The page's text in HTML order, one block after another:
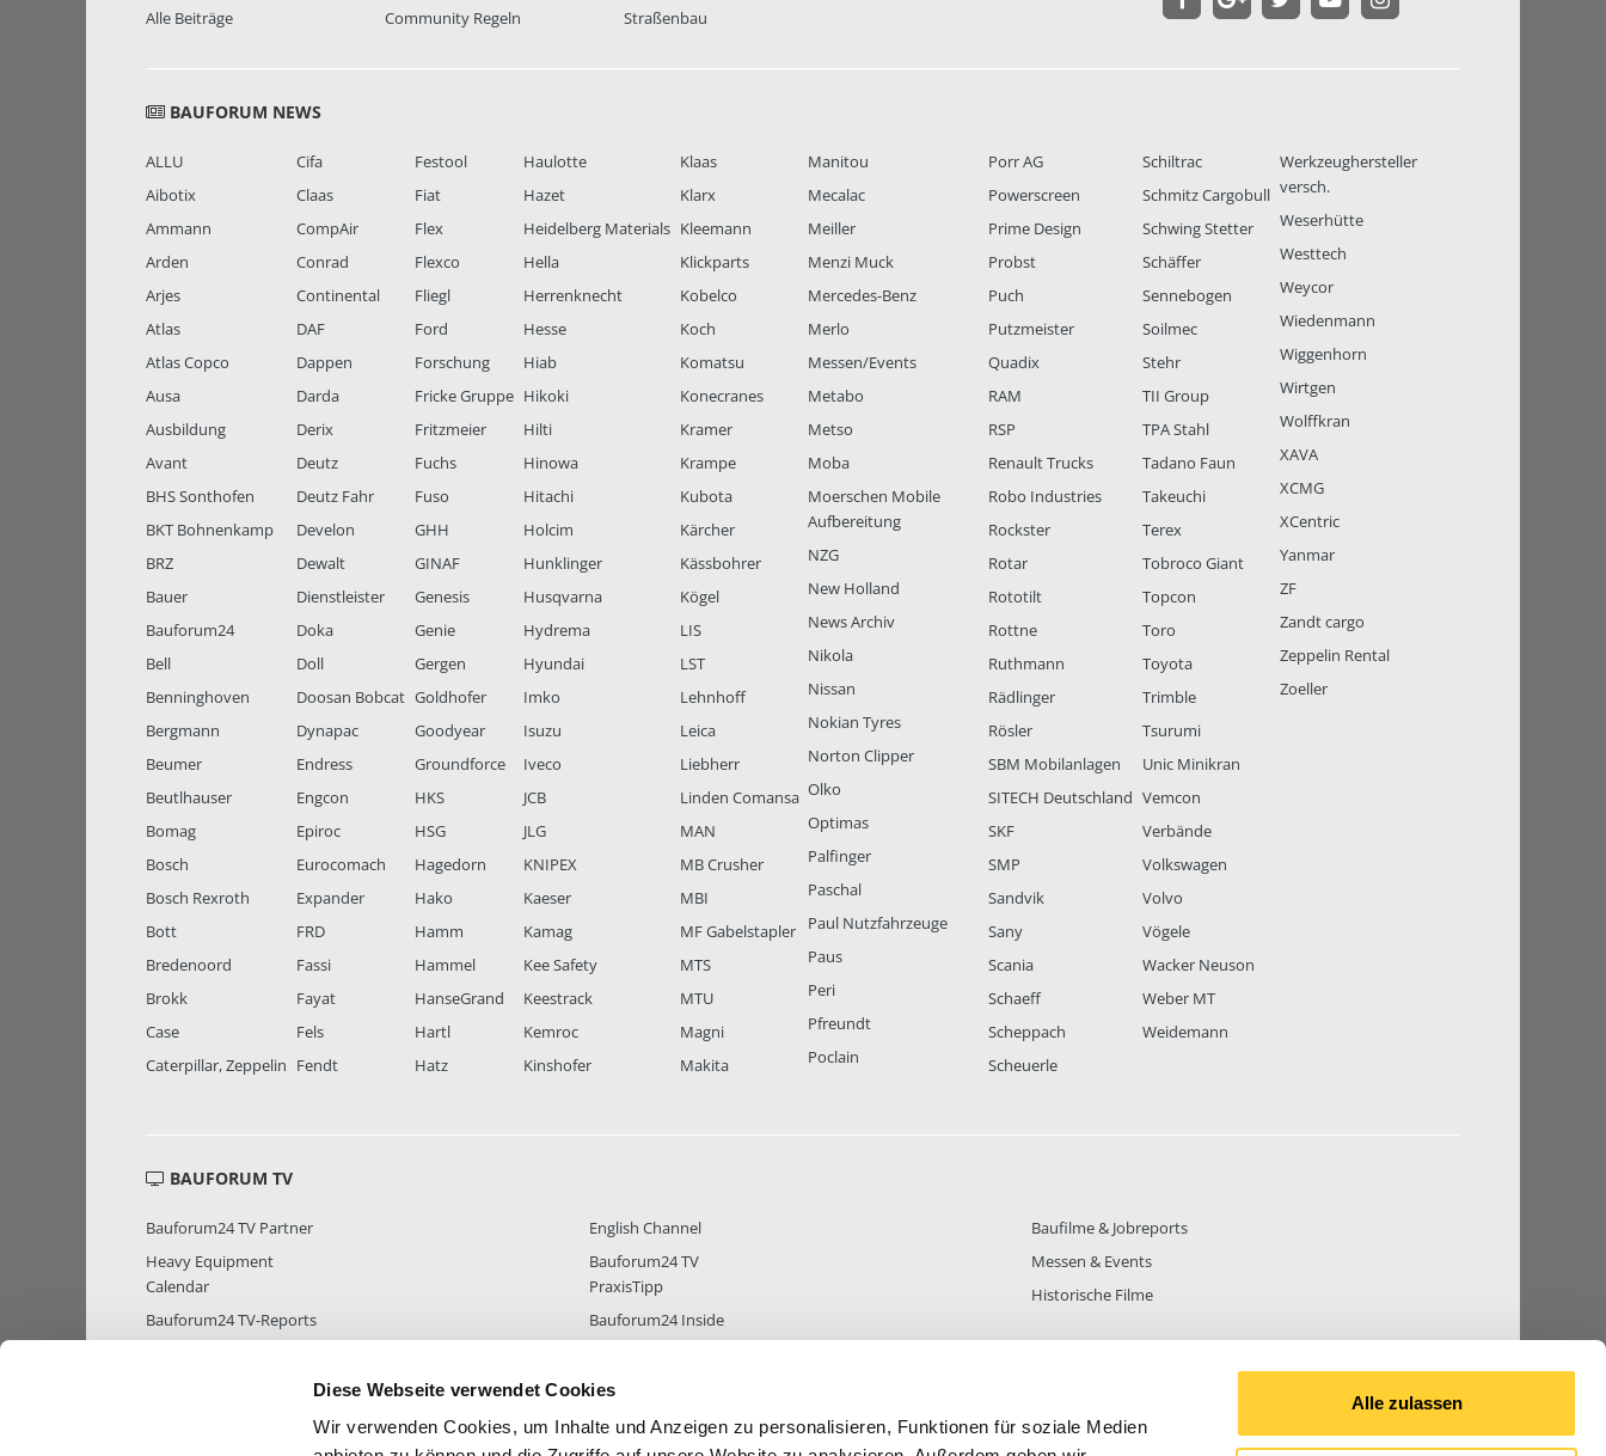
Diese Webseite verwendet Cookies
Wir verwenden Cookies, um Inhalte und Anzeigen zu personalisieren, Funktionen für soziale Medien
Alle zulassen
Alle Beiträge
Community Regeln
Straßenbau
BAUFORUM NEWS
ALLU
Aibotix
Ammann
Arden
Arjes
Atlas
Atlas Copco
Ausa
Ausbildung
Avant
BHS Sonthofen
BKT Bohnenkamp
BRZ
Bauer
Bauforum24
Bell
Benninghoven
Bergmann
Beumer
Beutlhauser
Bomag
Bosch
Bosch Rexroth
Bott
Bredenoord
Brokk
Case
Caterpillar, Zeppelin
Cifa
Claas
CompAir
Conrad
Continental
DAF
Dappen
Darda
Derix
Deutz
Deutz Fahr
Develon
Dewalt
Dienstleister
Doka
Doll
Doosan Bobcat
Dynapac
Endress
Engcon
Epiroc
Eurocomach
Expander
FRD
Fassi
Fayat
Fels
Fendt
Festool
Fiat
Flex
Flexco
Fliegl
Ford
Forschung
Fricke Gruppe
Fritzmeier
Fuchs
Fuso
GHH
GINAF
Genesis
Genie
Gergen
Goldhofer
Goodyear
Groundforce
HKS
HSG
Hagedorn
Hako
Hamm
Hammel
HanseGrand
Hartl
Hatz
Haulotte
Hazet
Heidelberg Materials
Hella
Herrenknecht
Hesse
Hiab
Hikoki
Hilti
Hinowa
Hitachi
Holcim
Hunklinger
Husqvarna
Hydrema
Hyundai
Imko
Isuzu
Iveco
JCB
JLG
KNIPEX
Kaeser
Kamag
Kee Safety
Keestrack
Kemroc
Kinshofer
Klaas
Klarx
Kleemann
Klickparts
Kobelco
Koch
Komatsu
Konecranes
Kramer
Krampe
Kubota
Kärcher
Kässbohrer
Kögel
LIS
LST
Lehnhoff
Leica
Liebherr
Linden Comansa
MAN
MB Crusher
MBI
MF Gabelstapler
MTS
MTU
Magni
Makita
Manitou
Mecalac
Meiller
Menzi Muck
Mercedes-Benz
Merlo
Messen/Events
Metabo
Metso
Moba
Moerschen Mobile
Aufbereitung
NZG
New Holland
News Archiv
Nikola
Nissan
Nokian Tyres
Norton Clipper
Olko
Optimas
Palfinger
Paschal
Paul Nutzfahrzeuge
Paus
Peri
Pfreundt
Poclain
Porr AG
Powerscreen
Prime Design
Probst
Puch
Putzmeister
Quadix
RAM
RSP
Renault Trucks
Robo Industries
Rockster
Rotar
Rototilt
Rottne
Ruthmann
Rädlinger
Rösler
SBM Mobilanlagen
SITECH Deutschland
SKF
SMP
Sandvik
Sany
Scania
Schaeff
Scheppach
Scheuerle
Schiltrac
Schmitz Cargobull
Schwing Stetter
Schäffer
Sennebogen
Soilmec
Stehr
TII Group
TPA Stahl
Tadano Faun
Takeuchi
Terex
Tobroco Giant
Topcon
Toro
Toyota
Trimble
Tsurumi
Unic Minikran
Vemcon
Verbände
Volkswagen
Volvo
Vögele
Wacker Neuson
Weber MT
Weidemann
Werkzeughersteller
versch.
Weserhütte
Westtech
Weycor
Wiedenmann
Wiggenhorn
Wirtgen
Wolffkran
XAVA
XCMG
XCentric
Yanmar
ZF
Zandt cargo
Zeppelin Rental
Zoeller
BAUFORUM TV
Bauforum24 TV Partner
Heavy Equipment
Calendar
Bauforum24 TV-Reports
English Channel
Bauforum24 TV
PraxisTipp
Bauforum24 Inside
Baufilme & Jobreports
Messen & Events
Historische Filme
MITGLIEDER STATISTIK MITGLIEDER38.431 FOREN STATISTIK ALLE THEMEN BEITRÄGE GESAMT842.658